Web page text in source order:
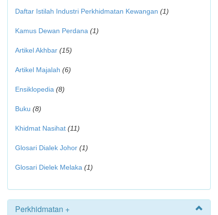
Daftar Istilah Industri Perkhidmatan Kewangan (1)
Kamus Dewan Perdana (1)
Artikel Akhbar (15)
Artikel Majalah (6)
Ensiklopedia (8)
Buku (8)
Khidmat Nasihat (11)
Glosari Dialek Johor (1)
Glosari Dielek Melaka (1)
Perkhidmatan +